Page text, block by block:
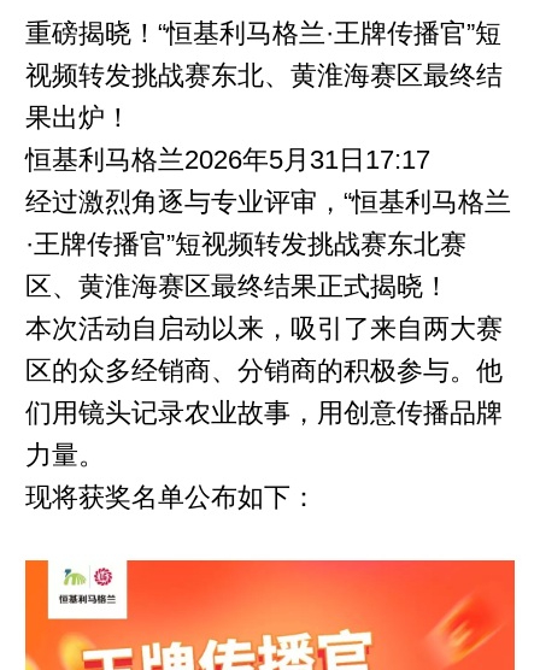
重磅揭晓！“恒基利马格兰·王牌传播官”短
视频转发挑战赛东北、黄淮海赛区最终结
果出炉！
恒基利马格兰2026年5月31日17:17
经过激烈角逐与专业评审，“恒基利马格兰
·王牌传播官”短视频转发挑战赛东北赛
区、黄淮海赛区最终结果正式揭晓！
本次活动自启动以来，吸引了来自两大赛
区的众多经销商、分销商的积极参与。他
们用镜头记录农业故事，用创意传播品牌
力量。
现将获奖名单公布如下：